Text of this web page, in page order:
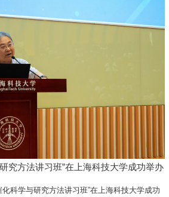
究方法讲习班”在上海科技大学成功举办
科学与研究方法讲习班”在上海科技大学成功